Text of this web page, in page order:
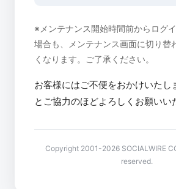
※メンテナンス開始時間前からログ
場合も、メンテナンス画面に切り替
くなります。ご了承ください。
お客様にはご不便をおかけいたし
とご協力のほどよろしくお願いい
Copyright 2001-2026 SOCIALWIRE
reserved.